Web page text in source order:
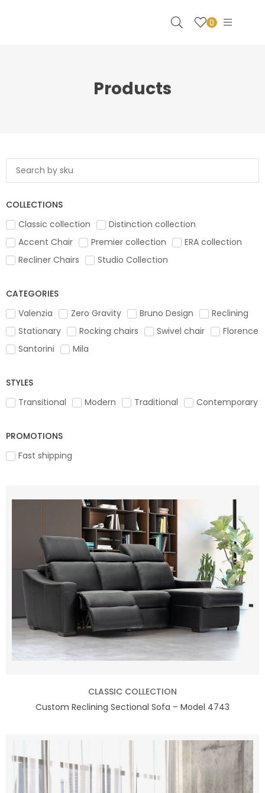
0
Products
COLLECTIONS
Classic collection
Distinction collection
Accent Chair
Premier collection
ERA collection
Recliner Chairs
Studio Collection
CATEGORIES
Valenzia
Zero Gravity Bruno Design
Reclining
Stationary
Rocking chairs Swivel chair
Florence
Santorini
Mila
STYLES
Transitional
Modern Traditional Contemporary
PROMOTIONS
Fast shipping
CLASSIC COLLECTION
Custom Reclining Sectional Sofa – Model 4743